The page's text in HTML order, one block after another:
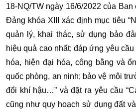
18-NQ/TW ngày 16/6/2022 của
Đảng khóa XIII xác định mục tiêu
quản lý, khai thác, sử dụng bảo
hiệu quả cao nhất; đáp ứng yêu
hóa, hiện đại hóa, công bằng và
quốc phòng, an ninh; bảo vệ môi
đổi khí hậu…” và đặt ra yêu cầu
cũng như quy hoạch sử dụng đất